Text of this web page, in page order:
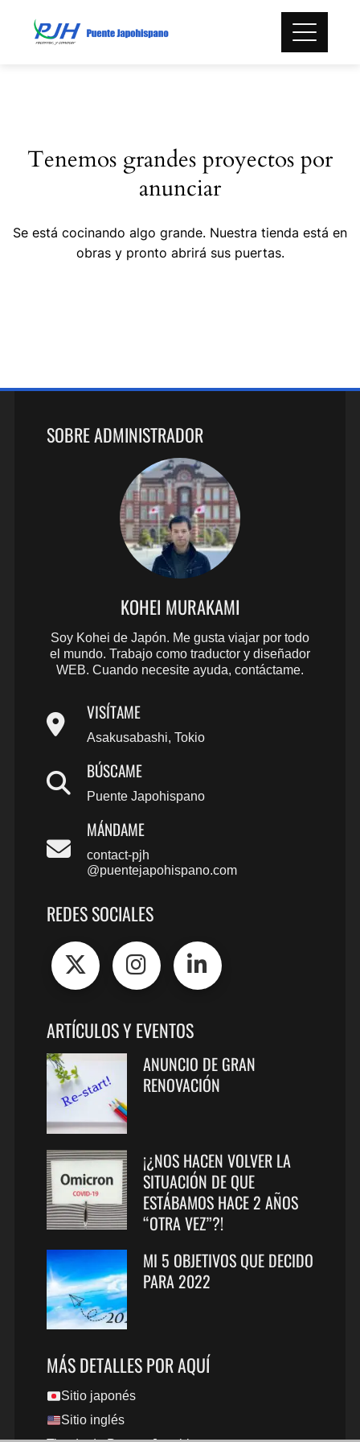
Tenemos grandes proyectos por
anunciar
Se está cocinando algo grande. Nuestra tienda está en
obras y pronto abrirá sus puertas.
SOBRE ADMINISTRADOR
KOHEI MURAKAMI
Soy Kohei de Japón. Me gusta viajar por todo
el mundo. Trabajo como traductor y diseñador
WEB. Cuando necesite ayuda, contáctame.
VISÍTAME
Asakusabashi, Tokio
BÚSCAME
Puente Japohispano
MÁNDAME
contact-pjh
@puentejapohispano.com
REDES SOCIALES
ARTÍCULOS Y EVENTOS
ANUNCIO DE GRAN
RENOVACIÓN
¡¿NOS HACEN VOLVER LA
SITUACIÓN DE QUE
ESTÁBAMOS HACE 2 AÑOS
“OTRA VEZ”?!
MI 5 OBJETIVOS QUE DECIDO
PARA 2022
MÁS DETALLES POR AQUÍ
Sitio japonés
Sitio inglés